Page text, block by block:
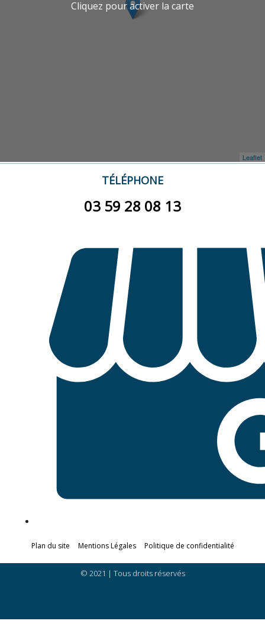
Cliquez pour activer la carte
Leaflet
TÉLÉPHONE
03 59 28 08 13
Plan du site Mentions Légales Politique de confidentialité
© 2021 | Tous droits réservés